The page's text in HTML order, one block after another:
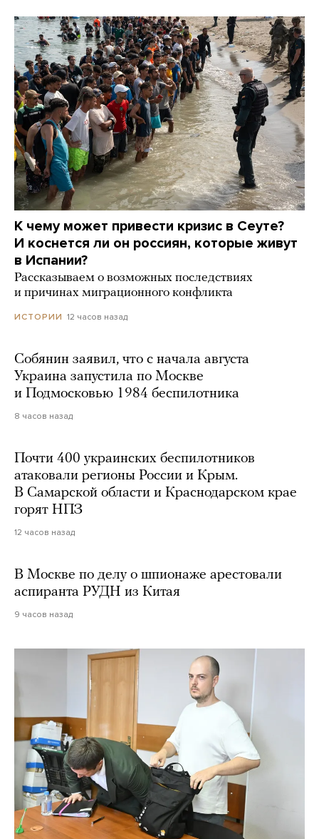
К чему может привести кризис в Сеуте?
И коснется ли он россиян, которые живут
в Испании?
Рассказываем о возможных последствиях
и причинах миграционного конфликта
ИСТОРИИ 12 часов назад
Собянин заявил, что с начала августа
Украина запустила по Москве
и Подмосковью 1984 беспилотника
8 часов назад
Почти 400 украинских беспилотников
атаковали регионы России и Крым.
В Самарской области и Краснодарском крае
горят НПЗ
12 часов назад
В Москве по делу о шпионаже арестовали
аспиранта РУДН из Китая
9 часов назад